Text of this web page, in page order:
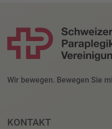
Wir bewegen. Bewegen Sie
KONTAKT